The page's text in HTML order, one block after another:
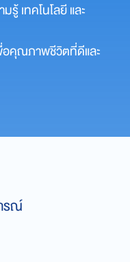
รู้ เทคโนโลยี และ
อคุณภาพชีวิตที่ดีและ
รณ์